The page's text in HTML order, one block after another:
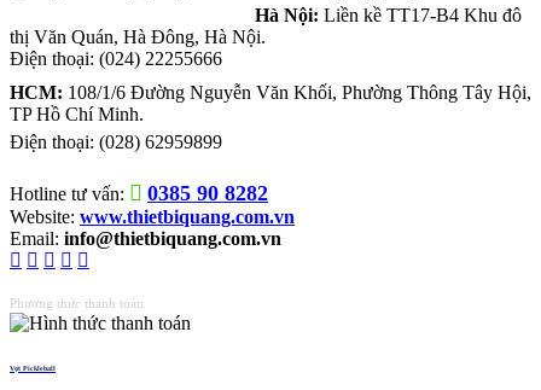
Hà Nội: Liền kề TT17-B4 Khu đô
thị Văn Quán, Hà Đông, Hà Nội.
Điện thoại: (024) 22255666
HCM: 108/1/6 Đường Nguyễn Văn Khối, Phường Thông Tây Hội,
TP Hồ Chí Minh.
Điện thoại: (028) 62959899
Hotline tư vấn: 0385 90 8282
Website: www.thietbiquang.com.vn
Email: info@thietbiquang.com.vn
Phương thức thanh toán
Vợt Pickleball